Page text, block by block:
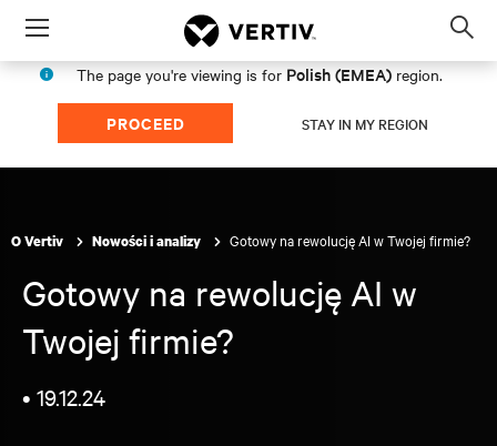
Menu
The page you're viewing is for Polish (EMEA) region.
PROCEED STAY IN MY REGION
O Vertiv Nowości i analizy Gotowy na rewolucję AI w Twojej firmie?
Gotowy na rewolucję AI w
Twojej firmie?
• 19.12.24